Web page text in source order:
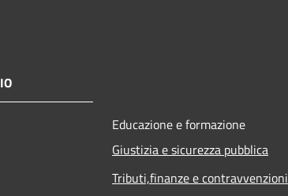
Educazione e formazione
Giustizia e sicurezza pubblica
Tributi,finanze e contravvenzioni